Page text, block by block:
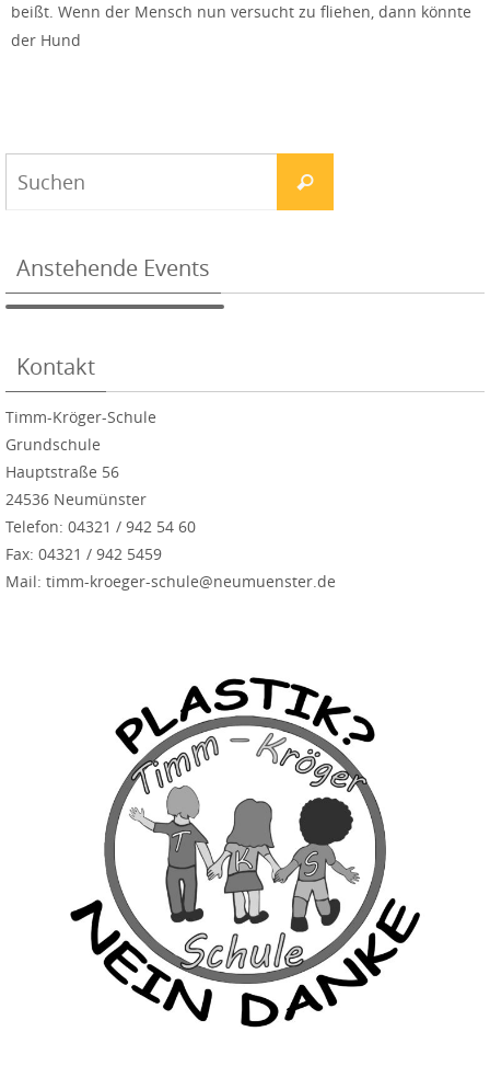
beißt. Wenn der Mensch nun versucht zu fliehen, dann könnte
der Hund
Anstehende Events
Kontakt
Timm-Kröger-Schule
Grundschule
Hauptstraße 56
24536 Neumünster
Telefon: 04321 / 942 54 60
Fax: 04321 / 942 5459
Mail: timm-kroeger-schule@neumuenster.de